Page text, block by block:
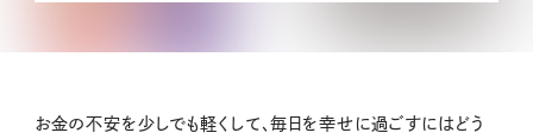
お金の不安を少しでも軽くして、毎日を幸せに過ごすにはどう